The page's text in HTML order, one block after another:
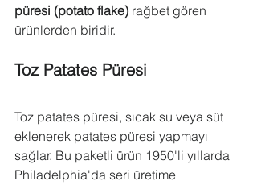
püresi (potato flake) rağbet gören
ürünlerden biridir.
Toz Patates Püresi
Toz patates püresi, sıcak su veya süt
eklenerek patates püresi yapmayı
sağlar. Bu paketli ürün 1950'li yıllarda
Philadelphia'da seri üretime